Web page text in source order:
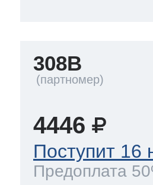
308B
4446
Поступит 16
Предоплата